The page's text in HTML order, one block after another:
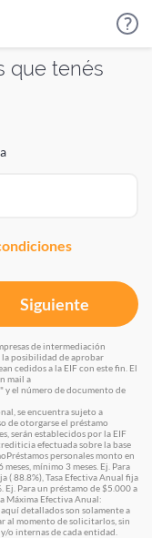
que tenés
Siguiente
de intermediación
la posibilidad de aprobar
cedidos a la EIF con este fin. El
mail a
y el número de documento de
se encuentra sujeto a
de otorgarse el préstamo
serán establecidos por la EIF
efectuada sobre la base
personales monto en
mínimo 3 meses. Ej. Para
( 88.8%), Tasa Efectiva Anual fija
Para un préstamo de $5.000 a
Máxima Efectiva Anual:
detallados son solamente a
al momento de solicitarlos, sin
o internas de cada entidad.
datos
datos
identificar los
para hacerte una